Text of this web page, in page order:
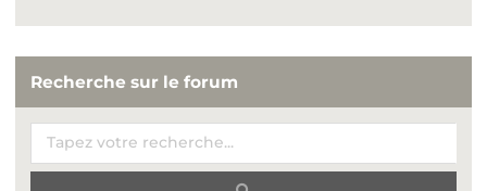
Recherche sur le forum